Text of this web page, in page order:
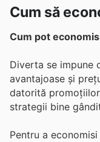
Cum să
Cum pot
Diverta se impune
avantajoase și
datorită
strategii bine
Pentru a